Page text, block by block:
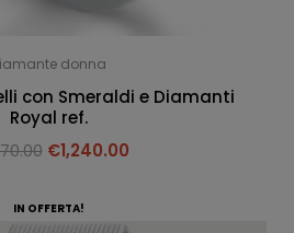
donna
con Smeraldi e Diamanti
Royal ref.
€1,240.00
IN OFFERTA!